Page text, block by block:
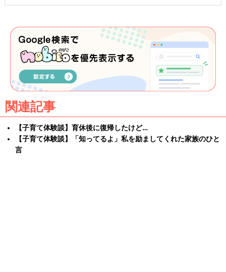
関連記事
【子育て体験談】育休後に復帰したけど…
【子育て体験談】「知ってるよ」私を励ましてくれた家族のひと
言